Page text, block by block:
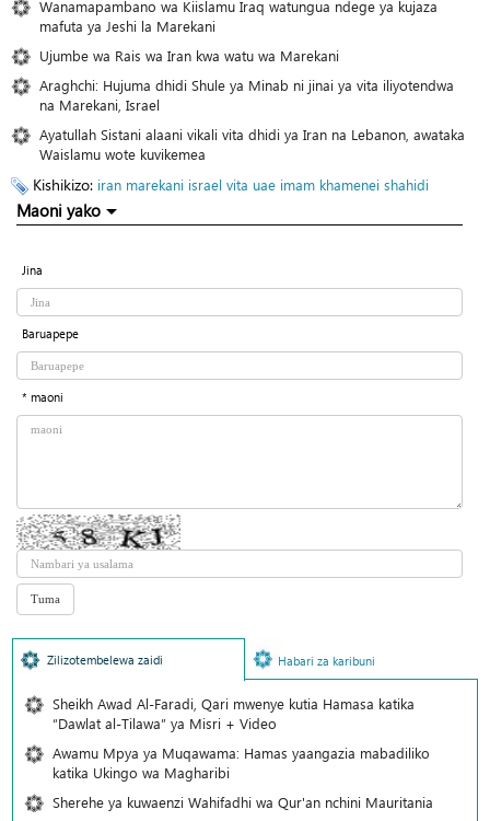
Wanamapambano wa Kiislamu Iraq watungua ndege ya kujaza
mafuta ya Jeshi la Marekani
Ujumbe wa Rais wa Iran kwa watu wa Marekani
Araghchi: Hujuma dhidi Shule ya Minab ni jinai ya vita iliyotendwa
na Marekani, Israel
Ayatullah Sistani alaani vikali vita dhidi ya Iran na Lebanon, awataka
Waislamu wote kuvikemea
Kishikizo: iran marekani israel vita uae imam khamenei shahidi
Maoni yako
Jina
Baruapepe
* maoni
Zilizotembelewa zaidi Habari za karibuni
Sheikh Awad Al-Faradi, Qari mwenye kutia Hamasa katika
“Dawlat al-Tilawa” ya Misri + Video
Awamu Mpya ya Muqawama: Hamas yaangazia mabadiliko
katika Ukingo wa Magharibi
Sherehe ya kuwaenzi Wahifadhi wa Qur'an nchini Mauritania